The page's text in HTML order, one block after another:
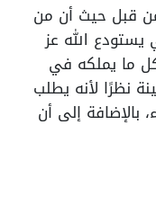
قبل حيث أن من
يستودع الله عز
ما يملكه في
نظرًا لأنه يطلب
إلى أن